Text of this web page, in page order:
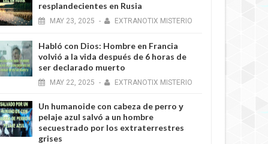
resplandecientes en Rusia
MAY 23, 2025 - EXTRANOTIX MISTERIO
Habló con Dios: Hombre en Francia
volvió a la vida después de 6 horas de
ser declarado muerto
MAY 22, 2025 - EXTRANOTIX MISTERIO
Un humanoide con cabeza de perro у
pelaje azul salvó a un hombre
secuestrado por los extraterrestres
grises